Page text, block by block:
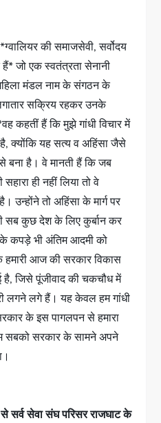
की समाजसेवी, सर्वोदय
जो एक स्वतंत्रता सेनानी
मंडल नाम के संगठन के
सक्रिय रहकर उनके
कहतीं हैं कि मुझे गांधी विचार में
है, क्योंकि यह सत्य व अहिंसा जैसे
बना है। वे मानती हैं कि जब
ही नहीं लिया तो वे
तो अहिंसा के मार्ग पर
सब कुछ देश के लिए कुर्बान कर
कपड़े भी अंतिम आदमी को
आज की सरकार विकास
है, जिसे पूंजीवाद की चकचौध में
लगने लगे हैं। यह केवल हम गांधी
के इस पागलपन से हमारा
सबको सरकार के सामने अपने
सर्व सेवा संघ परिसर राजघाट के